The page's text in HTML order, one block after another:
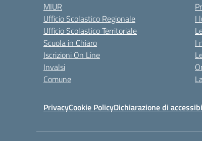
MIUR
Ufficio Scolastico Regionale
Ufficio Scolastico Territoriale
Scuola in Chiaro
Iscrizioni On Line
Invalsi
Comune
I
I
PrivacyCookie PolicyDichiarazione di